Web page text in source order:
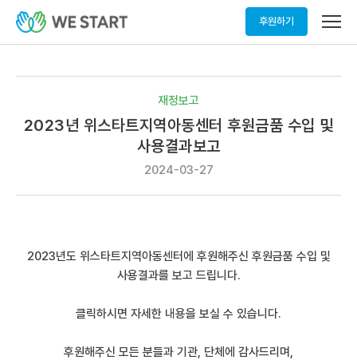
후원하기
메
열
재정보고
2023년 위스타트지역아동센터 후원금품 수입 및
사용결과보고
2024-03-27
2023년도 위스타트지역아동센터에 후원해주신 후원금품 수입 및
사용결과를 보고 드립니다.
클릭하시면 자세한 내용을 보실 수 있습니다.
후원해주신 모든 분들과 기관, 단체에 감사드리며,